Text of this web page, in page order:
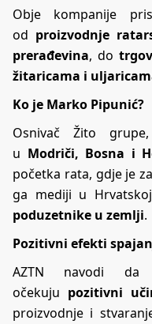
Obje kompanije
od proizvodnje
prerađevina, do
žitaricama i
Ko je Marko Pipunić?
Osnivač Žito
u Modriči, Bosna i
početka rata, gdje je
ga mediji u
poduzetnike u zemlji.
Pozitivni efekti
AZTN navodi da
očekuju pozitivni
proizvodnje i